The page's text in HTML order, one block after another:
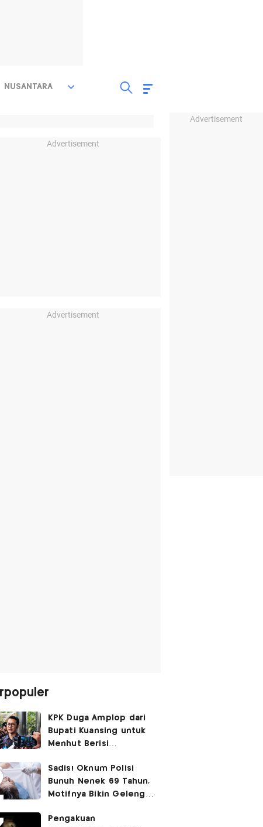
Advertisement
NUSANTARA
Advertisement
Advertisement
KPK Duga Amplop dari
Bupati Kuansing untuk
Menhut Berisi
Pengembaliannya
Belum Utuh
Sadis! Oknum Polisi
Bunuh Nenek 69 Tahun,
Motifnya Bikin Geleng
Pengakuan